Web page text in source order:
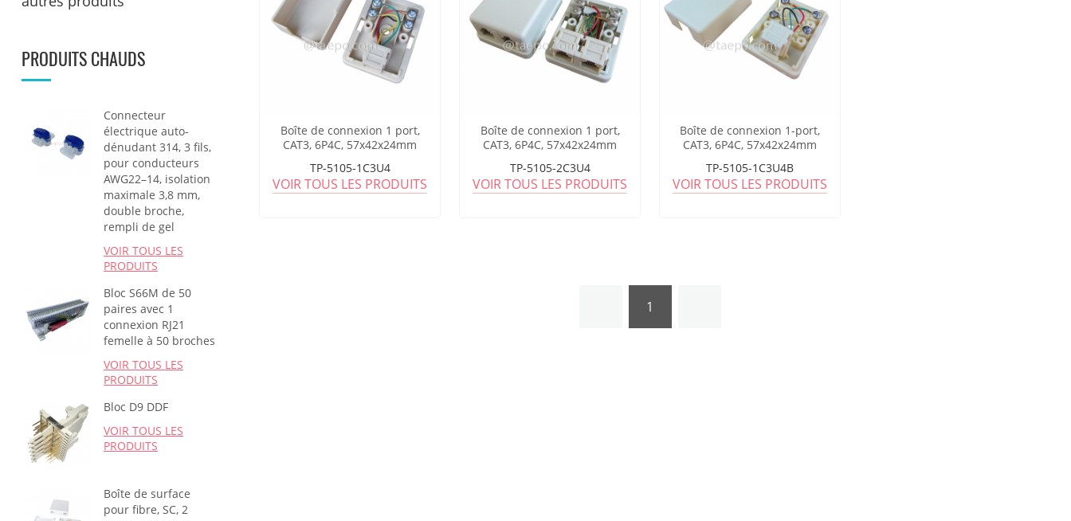
PRODUITS CHAUDS
Connecteur
électrique auto-
dénudant 314, 3 fils,
pour conducteurs
AWG22–14, isolation
maximale 3,8 mm,
double broche,
rempli de gel
VOIR TOUS LES
PRODUITS
Bloc S66M de 50
paires avec 1
connexion RJ21
femelle à 50 broches
VOIR TOUS LES
PRODUITS
Bloc D9 DDF
VOIR TOUS LES
PRODUITS
Boîte de surface
pour fibre, SC, 2
Boîte de connexion 1 port,
CAT3, 6P4C, 57x42x24mm
TP-5105-1C3U4
VOIR TOUS LES PRODUITS
Boîte de connexion 1 port,
CAT3, 6P4C, 57x42x24mm
TP-5105-2C3U4
VOIR TOUS LES PRODUITS
Boîte de connexion 1-port,
CAT3, 6P4C, 57x42x24mm
TP-5105-1C3U4B
VOIR TOUS LES PRODUITS
1